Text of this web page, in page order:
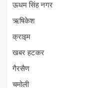
ऊधम सिंह नगर
ऋषिकेश
क्राइम
खबर हटकर
गैरसैण
चमोली